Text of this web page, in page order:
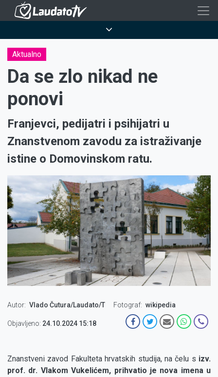
Skoči
sadržaj
Aktualno
Da se zlo nikad ne
ponovi
Franjevci, pedijatri i psihijatri u
Znanstvenom zavodu za istraživanje
istine o Domovinskom ratu.
Autor Vlado Čutura/Laudato/T Fotograf wikipedia
Objavljeno: 24.10.2024 15:18
Znanstveni zavod Fakulteta hrvatskih studija, na čelu s izv.
prof. dr. Vlakom Vukelićem, prihvatio je nova imena u